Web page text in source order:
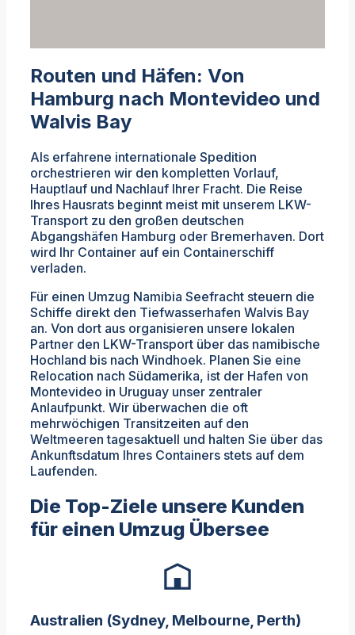
Routen und Häfen: Von
Hamburg nach Montevideo und
Walvis Bay
Als erfahrene internationale Spedition
orchestrieren wir den kompletten Vorlauf,
Hauptlauf und Nachlauf Ihrer Fracht. Die Reise
Ihres Hausrats beginnt meist mit unserem LKW-
Transport zu den großen deutschen
Abgangshäfen Hamburg oder Bremerhaven. Dort
wird Ihr Container auf ein Containerschiff
verladen.
Für einen Umzug Namibia Seefracht steuern die
Schiffe direkt den Tiefwasserhafen Walvis Bay
an. Von dort aus organisieren unsere lokalen
Partner den LKW-Transport über das namibische
Hochland bis nach Windhoek. Planen Sie eine
Relocation nach Südamerika, ist der Hafen von
Montevideo in Uruguay unser zentraler
Anlaufpunkt. Wir überwachen die oft
mehrwöchigen Transitzeiten auf den
Weltmeeren tagesaktuell und halten Sie über das
Ankunftsdatum Ihres Containers stets auf dem
Laufenden.
Die Top-Ziele unsere Kunden
für einen Umzug Übersee
Australien (Sydney, Melbourne, Perth)